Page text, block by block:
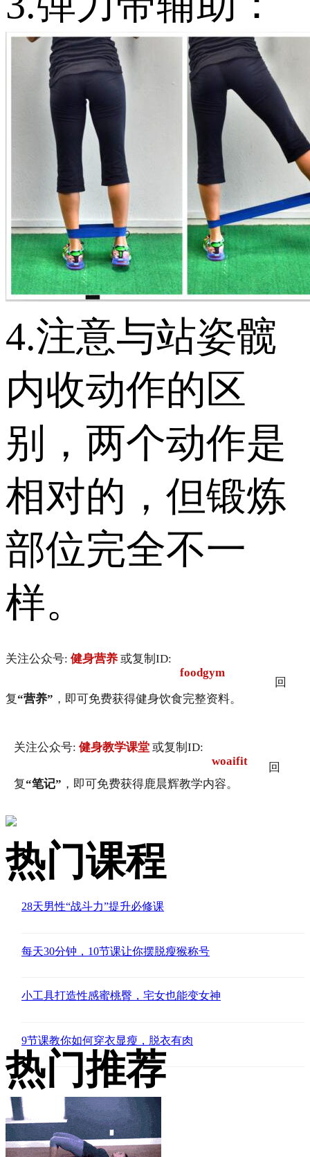
4.注意与站姿髋
内收动作的区
别，两个动作是
相对的，但锻炼
部位完全不一
样。
关注公众号: 健身营养 或复制ID:
foodgym
回
复“营养” ，即可免费获得健身饮食完整资料。
关注公众号: 健身教学课堂 或复制ID:
woaifit
回
复“笔记” ，即可免费获得鹿晨辉教学内容。
热门课程
28天男性“战斗力”提升必修课
每天30分钟，10节课让你摆脱瘦猴称号
小工具打造性感蜜桃臀，宅女也能变女神
9节课教你如何穿衣显瘦，脱衣有肉
热门推荐